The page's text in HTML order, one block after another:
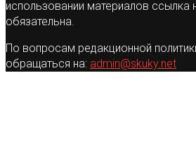
использовании материалов ссылка
обязательна.
По вопросам редакционной
обращаться на: admin@skuky.net